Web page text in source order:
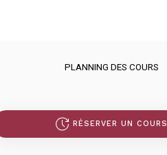
PLANNING DES COURS
RÉSERVER UN COURS